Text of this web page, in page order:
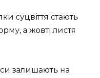
суцвіття стають
а жовті листя
залишають на